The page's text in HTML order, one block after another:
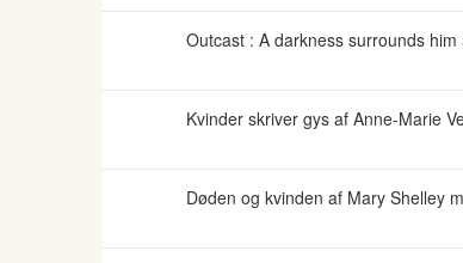
Outcast : A darkness surrounds
Kvinder skriver gys af Anne-Marie
Døden og kvinden af Mary Shelley